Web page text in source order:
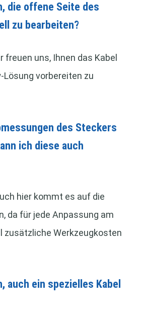
die offene Seite des
zu bearbeiten?
freuen uns, Ihnen das Kabel
Lösung vorbereiten zu
des Steckers
ich diese auch
hier kommt es auf die
da für jede Anpassung am
zusätzliche Werkzeugkosten
auch ein spezielles Kabel